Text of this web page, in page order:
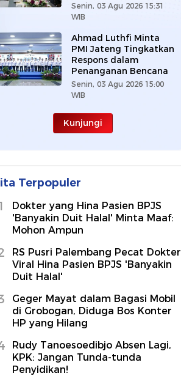
Senin, 03 Agu 2026 15:31
WIB
Ahmad Luthfi Minta
PMI Jateng Tingkatkan
Respons dalam
Penanganan Bencana
Senin, 03 Agu 2026 15:00
WIB
Kunjungi
Terpopuler
Dokter yang Hina Pasien BPJS
'Banyakin Duit Halal' Minta Maaf:
Mohon Ampun
RS Pusri Palembang Pecat Dokter
Viral Hina Pasien BPJS 'Banyakin
Duit Halal'
Geger Mayat dalam Bagasi Mobil
di Grobogan, Diduga Bos Konter
HP yang Hilang
Rudy Tanoesoedibjo Absen Lagi,
KPK: Jangan Tunda-tunda
Penyidikan!